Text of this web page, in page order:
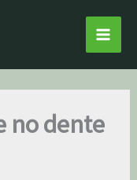
Main
no dente